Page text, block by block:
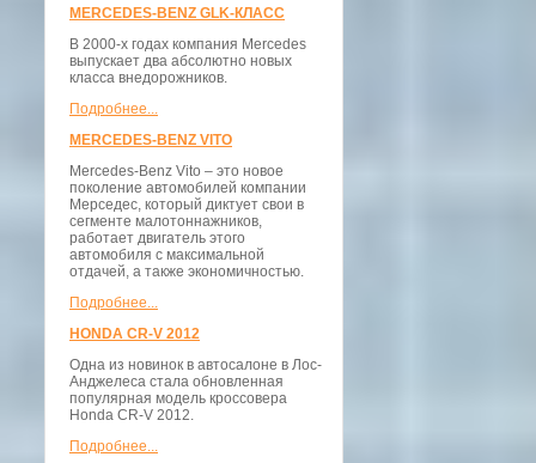
MERCEDES-BENZ GLK-КЛАСС
В 2000-х годах компания Mercedes
выпускает два абсолютно новых
класса внедорожников.
Подробнее...
MERCEDES-BENZ VITO
Mercedes-Benz Vito – это новое
поколение автомобилей компании
Мерседес, который диктует свои в
сегменте малотоннажников,
работает двигатель этого
автомобиля с максимальной
отдачей, а также экономичностью.
Подробнее...
HONDA CR-V 2012
Одна из новинок в автосалоне в Лос-
Анджелеса стала обновленная
популярная модель кроссовера
Honda CR-V 2012.
Подробнее...